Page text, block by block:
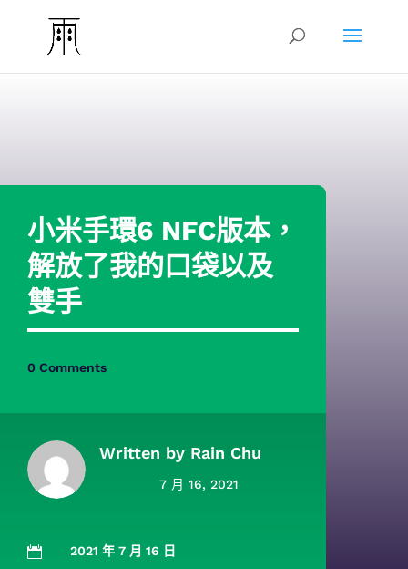
小米手環6 NFC版本，
解放了我的口袋以及
雙手
0 Comments
Written by Rain Chu
7 月 16, 2021
 2021 年 7 月 16 日